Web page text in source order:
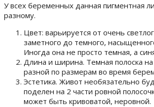
У всех беременных данная пигментная
разному.
Цвет: варьируется от очень
заметного до темного,
Иногда она не просто темная, а
Длина и ширина. Темная полоска
разной по размерам во время
Эстетика. Живот необязательно
поделен на 2 части ровной
может быть кривоватой, неровной.